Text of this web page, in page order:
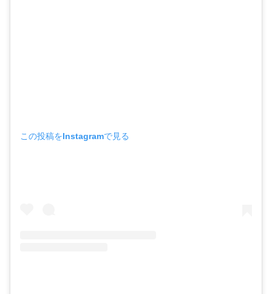
この投稿をInstagramで見る